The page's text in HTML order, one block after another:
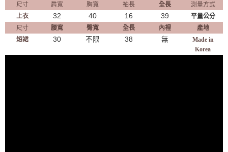
尺寸
肩寬 胸寬 袖長 全長
測量方式
上衣
32 40 16 39
平量公分
尺寸
腰寬 臀寬 全長 內裡
產地
短裙
30 不限 38 無
Made in
Korea